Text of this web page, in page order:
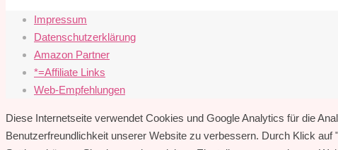
Impressum
Datenschutzerklärung
Amazon Partner
*=Affiliate Links
Web-Empfehlungen
Diese Internetseite verwendet Cookies und Google Analytics für die
Benutzerfreundlichkeit unserer Website zu verbessern. Durch Klick